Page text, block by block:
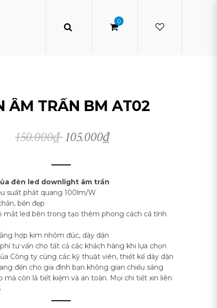
0
ÂM TRẦN BM AT02
150.000₫ 105.000₫
đèn led downlight âm trần
suất phát quang 100lm/W
bền đẹp
mắt led bên trong tạo thêm phong cách cá tính
hợp kim nhôm đúc, dày dặn
tư vấn cho tất cả các khách hàng khi lựa chọn
Công ty cùng các kỹ thuật viên, thiết kế dày dặn
đến cho gia đình bạn không gian chiếu sáng
mà còn là tiết kiệm và an toàn. Mọi chi tiết xin liên